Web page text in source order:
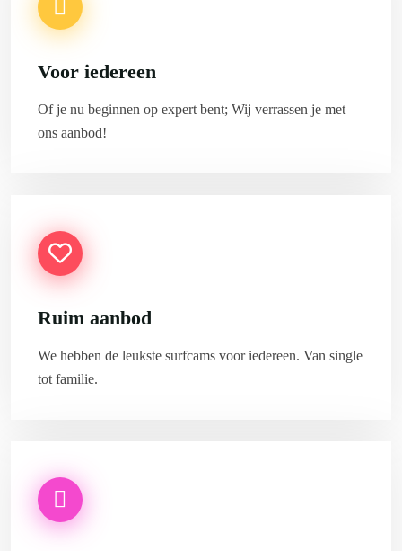
Voor iedereen
Of je nu beginnen op expert bent; Wij verrassen je met
ons aanbod!
Ruim aanbod
We hebben de leukste surfcams voor iedereen. Van single
tot familie.